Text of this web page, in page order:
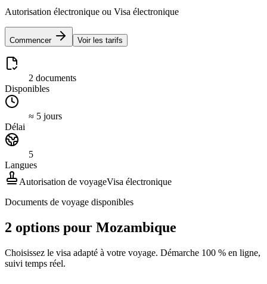
Autorisation électronique ou Visa électronique
Commencer Voir les tarifs
2 documents
Disponibles
≈ 5 jours
Délai
5
Langues
Autorisation de voyageVisa électronique
Documents de voyage disponibles
2 options pour Mozambique
Choisissez le visa adapté à votre voyage. Démarche 100 % en ligne,
suivi temps réel.